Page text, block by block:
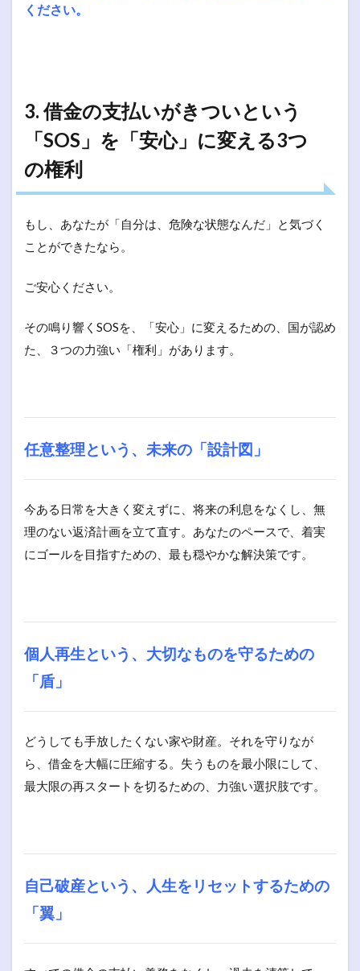
ください。
3. 借金の支払いがきついという
「SOS」を「安心」に変える3つ
の権利
もし、あなたが「自分は、危険な状態なんだ」と気づく
ことができたなら。
ご安心ください。
その鳴り響くSOSを、「安心」に変えるための、国が認め
た、３つの力強い「権利」があります。
任意整理という、未来の「設計図」
今ある日常を大きく変えずに、将来の利息をなくし、無
理のない返済計画を立て直す。あなたのペースで、着実
にゴールを目指すための、最も穏やかな解決策です。
個人再生という、大切なものを守るための
「盾」
どうしても手放したくない家や財産。それを守りなが
ら、借金を大幅に圧縮する。失うものを最小限にして、
最大限の再スタートを切るための、力強い選択肢です。
自己破産という、人生をリセットするための
「翼」